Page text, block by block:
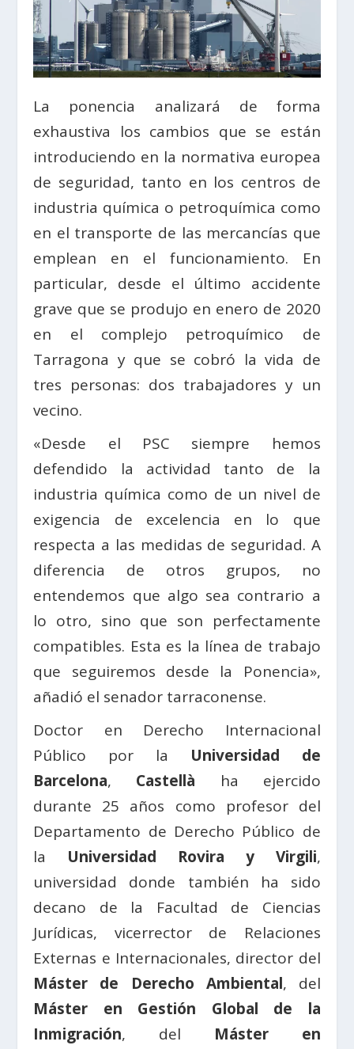
La ponencia analizará de forma
exhaustiva los cambios que se están
introduciendo en la normativa europea
de seguridad, tanto en los centros de
industria química o petroquímica como
en el transporte de las mercancías que
emplean en el funcionamiento. En
particular, desde el último accidente
grave que se produjo en enero de 2020
en el complejo petroquímico de
Tarragona y que se cobró la vida de
tres personas: dos trabajadores y un
vecino.
«Desde el PSC siempre hemos
defendido la actividad tanto de la
industria química como de un nivel de
exigencia de excelencia en lo que
respecta a las medidas de seguridad. A
diferencia de otros grupos, no
entendemos que algo sea contrario a
lo otro, sino que son perfectamente
compatibles. Esta es la línea de trabajo
que seguiremos desde la Ponencia»,
añadió el senador tarraconense.
Doctor en Derecho Internacional
Público por la Universidad de
Barcelona, Castellà ha ejercido
durante 25 años como profesor del
Departamento de Derecho Público de
la Universidad Rovira y Virgili,
universidad donde también ha sido
decano de la Facultad de Ciencias
Jurídicas, vicerrector de Relaciones
Externas e Internacionales, director del
Máster de Derecho Ambiental, del
Máster en Gestión Global de la
Inmigración, del Máster en